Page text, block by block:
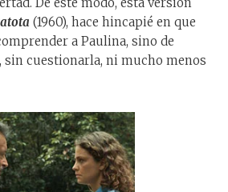
(1960), hace hincapié en que
a Paulina, sino de
sin cuestionarla, ni mucho menos